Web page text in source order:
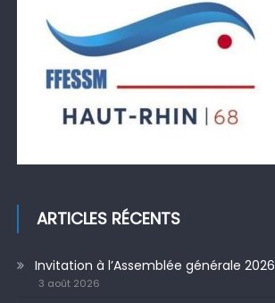
ARTICLES RÉCENTS
Invitation à l’Assemblée générale 2026
3 août 2026